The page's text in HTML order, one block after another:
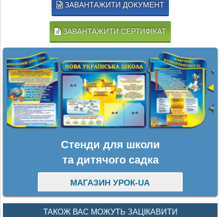
ЗАВАНТАЖИТИ ДОКУМЕНТ
ЗАВАНТАЖИТИ СЕРТИФІКАТ
Стенди для школи
та дитячого садка
МАГАЗИН УРОК-UA
ТАКОЖ ВАС МОЖУТЬ ЗАЦІКАВИТИ